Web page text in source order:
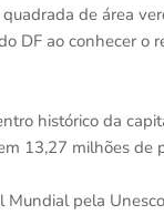
de área
DF ao conhecer o
histórico da
13,27 milhões de
pela